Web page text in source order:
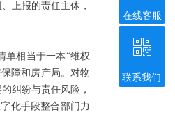
上报的责任主体，
单相当于一本“维权
障和房产局。对物
纠纷与责任风险，
化手段整合部门力
在线客服
联系我们
ꀥ
微信二维码